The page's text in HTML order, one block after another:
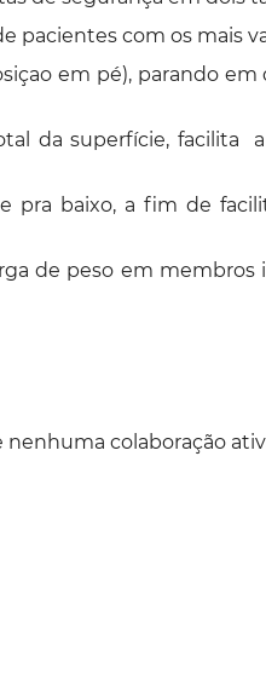
pacientes com os mais
em pé), parando
da superfície, facilita
baixo, a fim de
de peso em
colaboração